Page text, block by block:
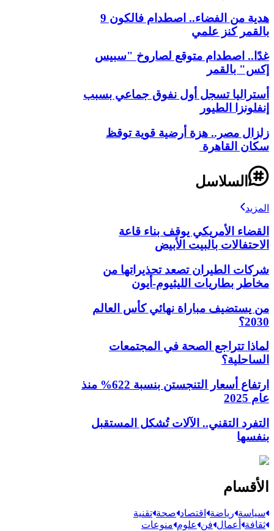
هدية من الفضاء.. اصطدام فالكون 9
بالقمر كنز علمي
غدًا.. اصطدام متوقع لصاروخ "سبيس
إكس" بالقمر
أستراليا تسجل أول نفوق جماعي بسبب
إنفلونزا الطيور
زلزال مصر.. هزة أرضية قوية توقظ
سكان القاهرة
السلاسل
المزيد
القضاء الأمريكي يوقف بناء قاعة
الاحتفالات بالبيت الأبيض
شركات الطيران تصعد تحذيراتها من
مخاطر بطاريات الليثيوم-أيون
من يستضيف مباراة نهائي كأس العالم
2030؟
لماذا تتراجع الصحة في المجتمعات
الساحلية؟
ارتفاع أسعار التنجستن بنسبة 622% منذ
عام 2025
التفرد التقني.. الآلات تُشكل المستقبل
بنفسها
الأقسام
سياسة رياضة اقتصاد صحة تقنية
ثقافة أعمال فن علوم منوعات